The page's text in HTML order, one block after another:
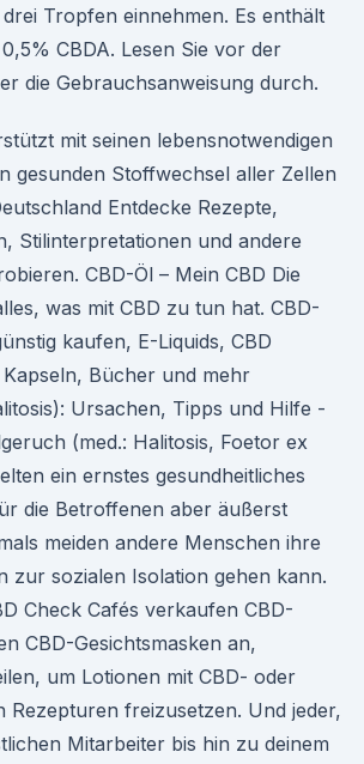
Tropfen einnehmen. Es enthält
CBDA. Lesen Sie vor der
die Gebrauchsanweisung durch.
mit seinen lebensnotwendigen
gesunden Stoffwechsel aller Zellen
Entdecke Rezepte,
Stilinterpretationen und andere
CBD-Öl – Mein CBD Die
was mit CBD zu tun hat. CBD-
kaufen, E-Liquids, CBD
Bücher und mehr
Ursachen, Tipps und Hilfe -
(med.: Halitosis, Foetor ex
ein ernstes gesundheitliches
die Betroffenen aber äußerst
meiden andere Menschen ihre
zur sozialen Isolation gehen kann.
Check Cafés verkaufen CBD-
CBD-Gesichtsmasken an,
um Lotionen mit CBD- oder
Rezepturen freizusetzen. Und jeder,
Mitarbeiter bis hin zu deinem